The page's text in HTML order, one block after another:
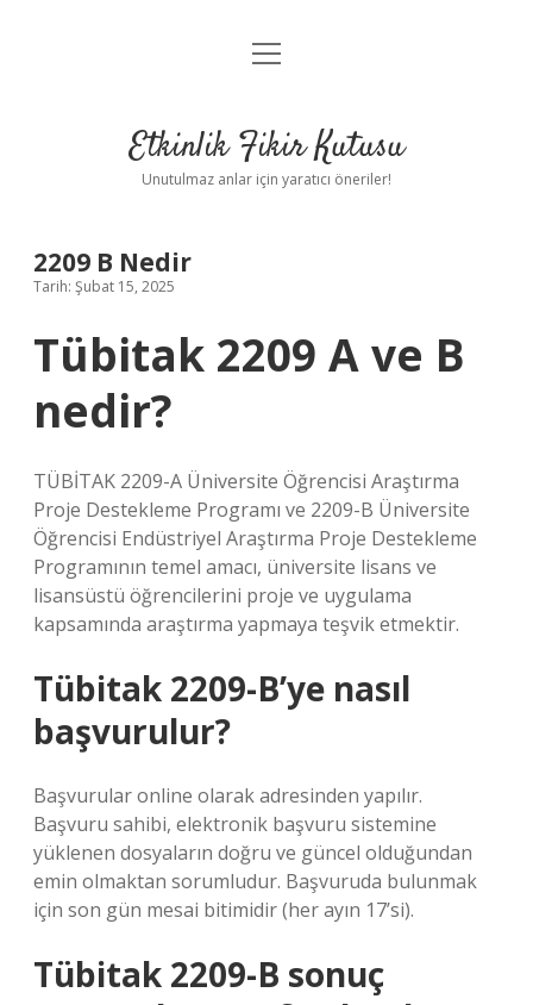
Anasayfa
Yasal Uyarı
menüyü
Etkinlik Fikir Kutusu
Unutulmaz anlar için yaratıcı öneriler!
2209 B Nedir
Tarih: Şubat 15, 2025
Tübitak 2209 A ve B
nedir?
TÜBİTAK 2209-A Üniversite Öğrencisi Araştırma
Proje Destekleme Programı ve 2209-B Üniversite
Öğrencisi Endüstriyel Araştırma Proje Destekleme
Programının temel amacı, üniversite lisans ve
lisansüstü öğrencilerini proje ve uygulama
kapsamında araştırma yapmaya teşvik etmektir.
Tübitak 2209-B’ye nasıl
başvurulur?
Başvurular online olarak adresinden yapılır.
Başvuru sahibi, elektronik başvuru sistemine
yüklenen dosyaların doğru ve güncel olduğundan
emin olmaktan sorumludur. Başvuruda bulunmak
için son gün mesai bitimidir (her ayın 17’si).
Tübitak 2209-B sonuç